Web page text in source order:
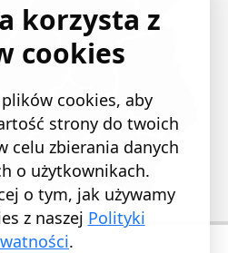
korzysta z
cookies
cookies, aby
strony do twoich
celu zbierania danych
o użytkownikach.
o tym, jak używamy
z naszej Polityki
.